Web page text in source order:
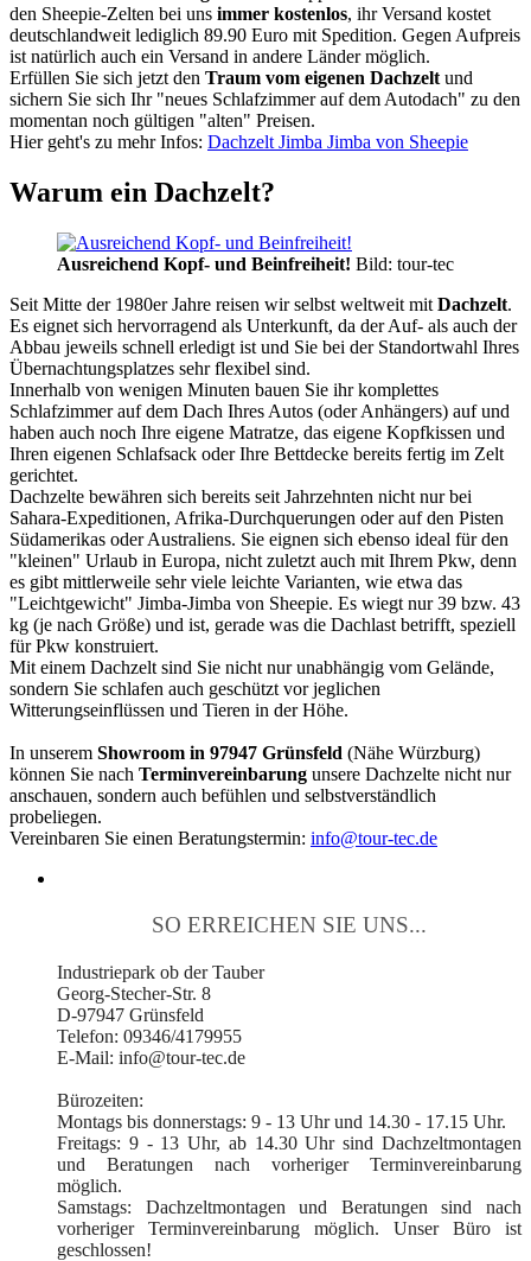
den Sheepie-Zelten bei uns immer kostenlos, ihr Versand kostet
deutschlandweit lediglich 89.90 Euro mit Spedition. Gegen Aufpreis
ist natürlich auch ein Versand in andere Länder möglich.
Erfüllen Sie sich jetzt den Traum vom eigenen Dachzelt und
sichern Sie sich Ihr "neues Schlafzimmer auf dem Autodach" zu den
momentan noch gültigen "alten" Preisen.
Hier geht's zu mehr Infos: Dachzelt Jimba Jimba von Sheepie
Warum ein Dachzelt?
Ausreichend Kopf- und Beinfreiheit! Bild: tour-tec
Seit Mitte der 1980er Jahre reisen wir selbst weltweit mit Dachzelt.
Es eignet sich hervorragend als Unterkunft, da der Auf- als auch der
Abbau jeweils schnell erledigt ist und Sie bei der Standortwahl Ihres
Übernachtungsplatzes sehr flexibel sind.
Innerhalb von wenigen Minuten bauen Sie ihr komplettes
Schlafzimmer auf dem Dach Ihres Autos (oder Anhängers) auf und
haben auch noch Ihre eigene Matratze, das eigene Kopfkissen und
Ihren eigenen Schlafsack oder Ihre Bettdecke bereits fertig im Zelt
gerichtet.
Dachzelte bewähren sich bereits seit Jahrzehnten nicht nur bei
Sahara-Expeditionen, Afrika-Durchquerungen oder auf den Pisten
Südamerikas oder Australiens. Sie eignen sich ebenso ideal für den
"kleinen" Urlaub in Europa, nicht zuletzt auch mit Ihrem Pkw, denn
es gibt mittlerweile sehr viele leichte Varianten, wie etwa das
"Leichtgewicht" Jimba-Jimba von Sheepie. Es wiegt nur 39 bzw. 43
kg (je nach Größe) und ist, gerade was die Dachlast betrifft, speziell
für Pkw konstruiert.
Mit einem Dachzelt sind Sie nicht nur unabhängig vom Gelände,
sondern Sie schlafen auch geschützt vor jeglichen
Witterungseinflüssen und Tieren in der Höhe.
In unserem Showroom in 97947 Grünsfeld (Nähe Würzburg)
können Sie nach Terminvereinbarung unsere Dachzelte nicht nur
anschauen, sondern auch befühlen und selbstverständlich
probeliegen.
Vereinbaren Sie einen Beratungstermin: info@tour-tec.de
SO ERREICHEN SIE UNS...
Industriepark ob der Tauber
Georg-Stecher-Str. 8
D-97947 Grünsfeld
Telefon: 09346/4179955
E-Mail: info@tour-tec.de
Bürozeiten:
Montags bis donnerstags: 9 - 13 Uhr und 14.30 - 17.15 Uhr.
Freitags: 9 - 13 Uhr, ab 14.30 Uhr sind Dachzeltmontagen
und Beratungen nach vorheriger Terminvereinbarung
möglich.
Samstags: Dachzeltmontagen und Beratungen sind nach
vorheriger Terminvereinbarung möglich. Unser Büro ist
geschlossen!